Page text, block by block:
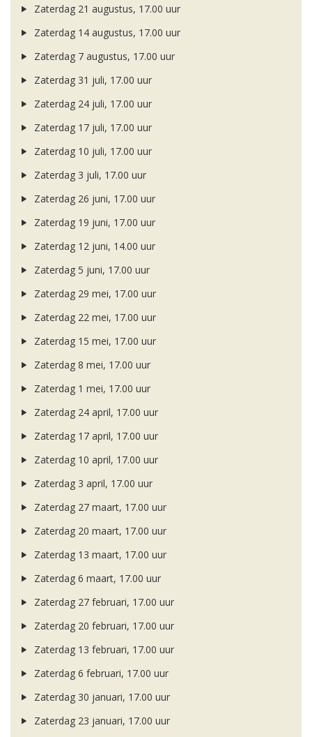
Zaterdag 21 augustus, 17.00 uur
Zaterdag 14 augustus, 17.00 uur
Zaterdag 7 augustus, 17.00 uur
Zaterdag 31 juli, 17.00 uur
Zaterdag 24 juli, 17.00 uur
Zaterdag 17 juli, 17.00 uur
Zaterdag 10 juli, 17.00 uur
Zaterdag 3 juli, 17.00 uur
Zaterdag 26 juni, 17.00 uur
Zaterdag 19 juni, 17.00 uur
Zaterdag 12 juni, 14.00 uur
Zaterdag 5 juni, 17.00 uur
Zaterdag 29 mei, 17.00 uur
Zaterdag 22 mei, 17.00 uur
Zaterdag 15 mei, 17.00 uur
Zaterdag 8 mei, 17.00 uur
Zaterdag 1 mei, 17.00 uur
Zaterdag 24 april, 17.00 uur
Zaterdag 17 april, 17.00 uur
Zaterdag 10 april, 17.00 uur
Zaterdag 3 april, 17.00 uur
Zaterdag 27 maart, 17.00 uur
Zaterdag 20 maart, 17.00 uur
Zaterdag 13 maart, 17.00 uur
Zaterdag 6 maart, 17.00 uur
Zaterdag 27 februari, 17.00 uur
Zaterdag 20 februari, 17.00 uur
Zaterdag 13 februari, 17.00 uur
Zaterdag 6 februari, 17.00 uur
Zaterdag 30 januari, 17.00 uur
Zaterdag 23 januari, 17.00 uur